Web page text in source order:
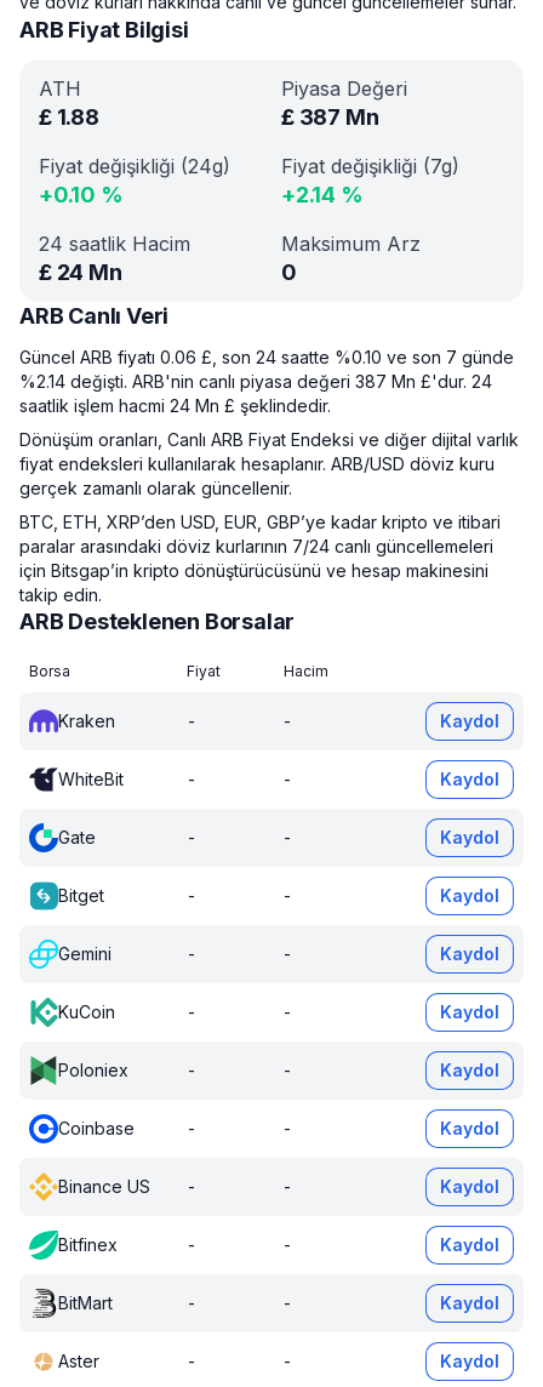
ARB Fiyat Bilgisi
ATH
£ 1.88
Piyasa Değeri
£ 387 Mn
Fiyat değişikliği (24g)
+0.10 %
Fiyat değişikliği (7g)
+2.14 %
24 saatlik Hacim
£ 24 Mn
Maksimum Arz
0
ARB Canlı Veri
Güncel ARB fiyatı 0.06 £, son 24 saatte %0.10 ve son 7 günde
%2.14 değişti. ARB'nin canlı piyasa değeri 387 Mn £'dur. 24
saatlik işlem hacmi 24 Mn £ şeklindedir.
Dönüşüm oranları, Canlı ARB Fiyat Endeksi ve diğer dijital varlık
fiyat endeksleri kullanılarak hesaplanır. ARB/USD döviz kuru
gerçek zamanlı olarak güncellenir.
BTC, ETH, XRP’den USD, EUR, GBP’ye kadar kripto ve itibari
paralar arasındaki döviz kurlarının 7/24 canlı güncellemeleri
için Bitsgap’in kripto dönüştürücüsünü ve hesap makinesini
takip edin.
ARB Desteklenen Borsalar
Borsa Fiyat Hacim
Kraken - - Kaydol
WhiteBit - - Kaydol
Gate - - Kaydol
Bitget - - Kaydol
Gemini - - Kaydol
KuCoin - - Kaydol
Poloniex - - Kaydol
Coinbase - - Kaydol
Binance US - - Kaydol
Bitfinex - - Kaydol
BitMart - - Kaydol
Aster - - Kaydol